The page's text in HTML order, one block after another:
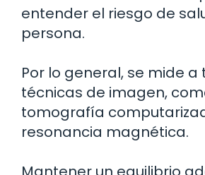
entender el riesgo de
persona.
Por lo general, se mide a
técnicas de imagen,
tomografía
resonancia magnética.